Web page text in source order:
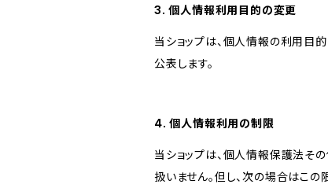
3. 個人情報利用目的の変更
当ショップは、個人情報の利用目
公表します。
4. 個人情報利用の制限
当ショップは、個人情報保護法そ
扱いません。但し、次の場合はこの